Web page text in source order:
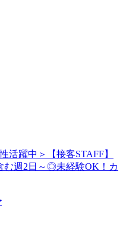
活躍中＞【接客STAFF】
む週2日～◎未経験OK！カ